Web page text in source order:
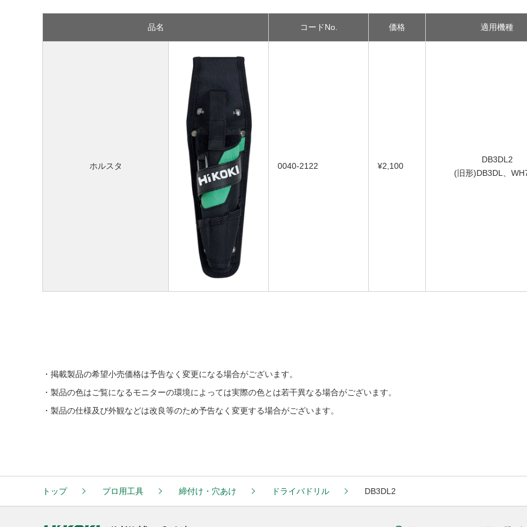
品名 コードNo. 価格 適用機種
ホルスタ 0040-2122 ¥2,100
DB3DL2
(旧形)DB3DL、
掲載製品の希望小売価格は予告なく変更になる場合がございます。
製品の色はご覧になるモニターの環境によっては実際の色とは若干異なる場合がございます。
製品の仕様及び外観などは改良等のため予告なく変更する場合がございます。
トップ プロ用工具 締付け・穴あけ ドライバドリル DB3DL2